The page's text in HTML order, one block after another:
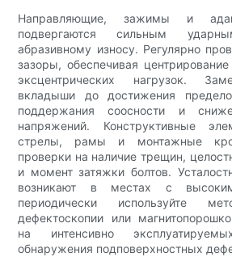
Направляющие, зажимы и
подвергаются сильным
абразивному износу. Регулярно
зазоры, обеспечивая
эксцентрических нагрузок.
вкладыши до достижения
поддержания соосности и
напряжений. Конструктивные
стрелы, рамы и монтажные
проверки на наличие трещин,
и момент затяжки болтов.
возникают в местах с
периодически используйте
дефектоскопии или
на интенсивно
обнаружения подповерхностных